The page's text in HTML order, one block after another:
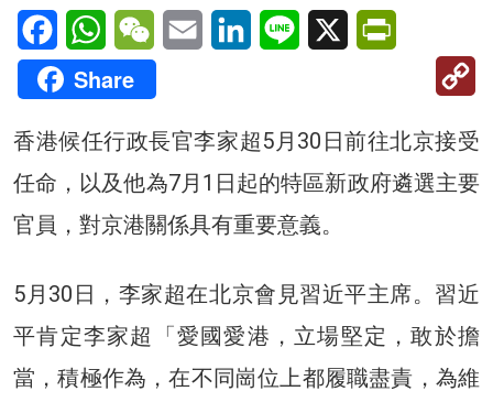
FacebookWhatsAppWeChatEmail LinkedInLine X
Share
香港候任行政長官李家超5月30日前往北京接受
任命，以及他為7月1日起的特區新政府遴選主要
官員，對京港關係具有重要意義。
5月30日，李家超在北京會見習近平主席。習近
平肯定李家超「愛國愛港，立場堅定，敢於擔
當，積極作為，在不同崗位上都履職盡責，為維